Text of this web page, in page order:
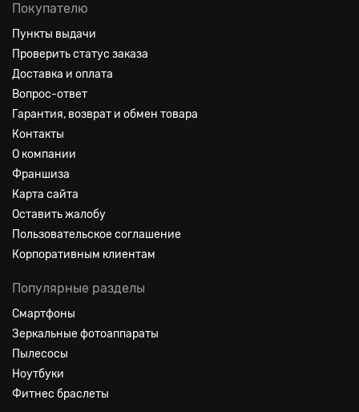
Покупателю
Пункты выдачи
Проверить статус заказа
Доставка и оплата
Вопрос-ответ
Гарантия, возврат и обмен товара
Контакты
О компании
Франшиза
Карта сайта
Оставить жалобу
Пользовательское соглашение
Корпоративным клиентам
Популярные разделы
Смартфоны
Зеркальные фотоаппараты
Пылесосы
Ноутбуки
Фитнес браслеты